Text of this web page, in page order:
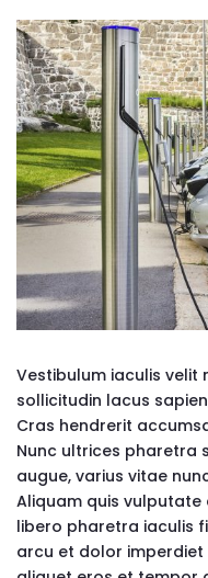
Vestibulum iaculis velit
sollicitudin lacus
Cras hendrerit
Nunc ultrices pharetra
augue, varius vitae
Aliquam quis vulputate
libero pharetra iaculis
arcu et dolor